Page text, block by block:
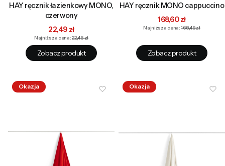
HAY ręcznik łazienkowy MONO,
czerwony
Cena promocyjna
22,49 zł
Najniższa cena: 22,46 zł
Zobacz produkt
HAY ręcznik MONO cappuccino
Cena promocyjna
168,60 zł
Najniższa cena: 168,49 zł
Zobacz produkt
Okazja Okazja